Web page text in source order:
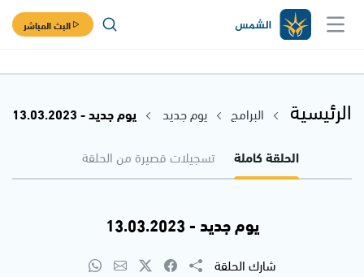
البث المباشر
الرئيسية البرامج يوم جديد
يوم جديد - 13.03.2023
الحلقة كاملة
تسجيلات قصيرة من الحلقة
يوم جديد - 13.03.2023
شارك الحلقة